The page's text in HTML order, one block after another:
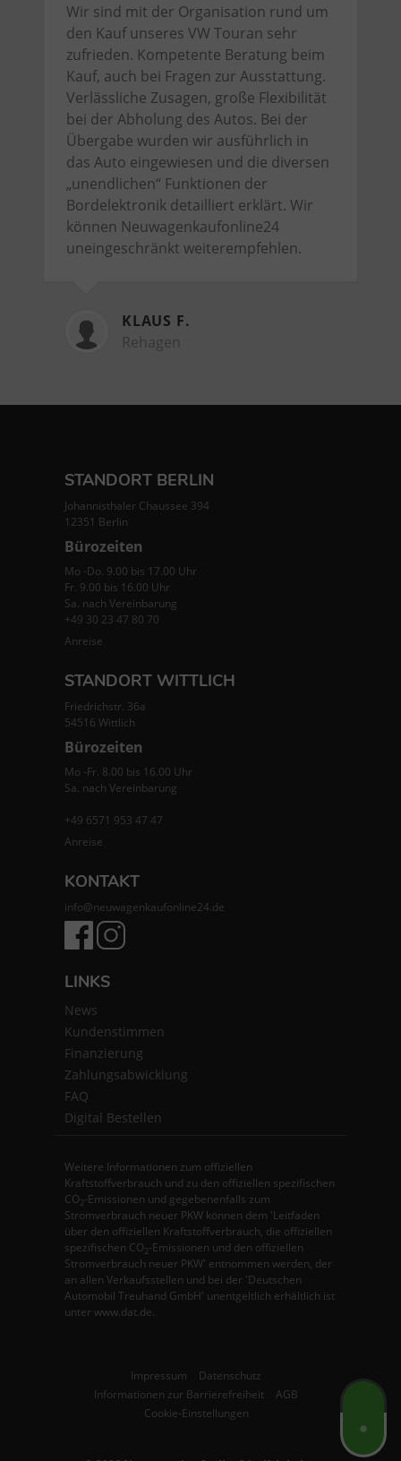
Wir sind mit der Organisation rund um
den Kauf unseres VW Touran sehr
zufrieden. Kompetente Beratung beim
Kauf, auch bei Fragen zur Ausstattung.
Verlässliche Zusagen, große Flexibilität
bei der Abholung des Autos. Bei der
Übergabe wurden wir ausführlich in
das Auto eingewiesen und die diversen
„unendlichen“ Funktionen der
Bordelektronik detailliert erklärt. Wir
können Neuwagenkaufonline24
uneingeschränkt weiterempfehlen.
KLAUS F.
Rehagen
STANDORT BERLIN
Johannisthaler Chaussee 394
12351 Berlin
Bürozeiten
Mo -Do. 9.00 bis 17.00 Uhr
Fr. 9.00 bis 16.00 Uhr
Sa. nach Vereinbarung
+49 30 23 47 80 70
Anreise
STANDORT WITTLICH
Friedrichstr. 36a
54516 Wittlich
Bürozeiten
Mo -Fr. 8.00 bis 16.00 Uhr
Sa. nach Vereinbarung
+49 6571 953 47 47
Anreise
KONTAKT
info@neuwagenkaufonline24.de
LINKS
News
Kundenstimmen
Finanzierung
Zahlungsabwicklung
FAQ
Digital Bestellen
Weitere Informationen zum offiziellen
Kraftstoffverbrauch und zu den offiziellen spezifischen
CO2-Emissionen und gegebenenfalls zum
Stromverbrauch neuer PKW können dem 'Leitfaden
über den offiziellen Kraftstoffverbrauch, die offiziellen
spezifischen CO2-Emissionen und den offiziellen
Stromverbrauch neuer PKW' entnommen werden, der
an allen Verkaufsstellen und bei der 'Deutschen
Automobil Treuhand GmbH' unentgeltlich erhältlich ist
unter www.dat.de.
Impressum
Datenschutz
Informationen zur Barrierefreiheit
AGB
Cookie-Einstellungen